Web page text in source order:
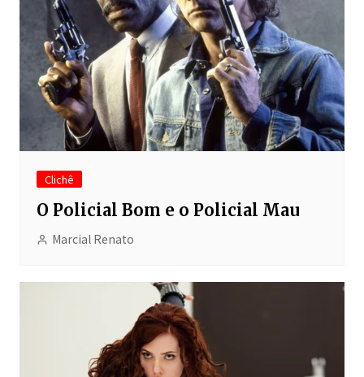
Clichê
O Policial Bom e o Policial Mau
Marcial Renato